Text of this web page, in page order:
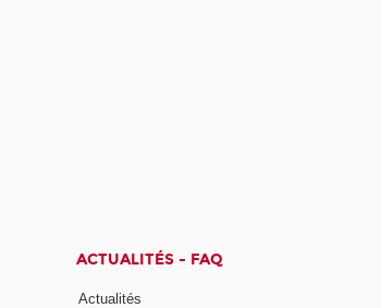
ACTUALITÉS - FAQ
Actualités